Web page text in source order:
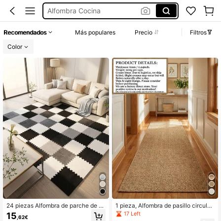
Alfombra Pasillo
Recomendados Más populares Precio
Filtros
Color
24 piezas Alfombra de parche de p
eluche, Alfombra suave y linda para
el lado de la cama, Alfombra de esp
15,62€
1 pieza, Alfombra de pasillo circular
con diseño de piña color camello la
vable a máquina, (Falso sisal) Alfom
17 Left